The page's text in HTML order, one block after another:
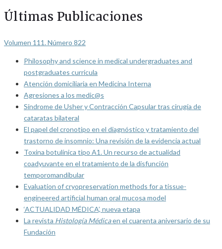
Últimas Publicaciones
Volumen 111. Número 822
Philosophy and science in medical undergraduates and
postgraduates curricula
Atención domiciliaria en Medicina Interna
Agresiones a los medic@s
Síndrome de Usher y Contracción Capsular tras cirugía de
cataratas bilateral
El papel del cronotipo en el diagnóstico y tratamiento del
trastorno de insomnio: Una revisión de la evidencia actual
Toxina botulínica tipo A1. Un recurso de actualidad
coadyuvante en el tratamiento de la disfunción
temporomandibular
Evaluation of cryopreservation methods for a tissue-
engineered artificial human oral mucosa model
‘ACTUALIDAD MÉDICA’, nueva etapa
La revista Histología Médicaen el cuarenta aniversario de su
Fundación